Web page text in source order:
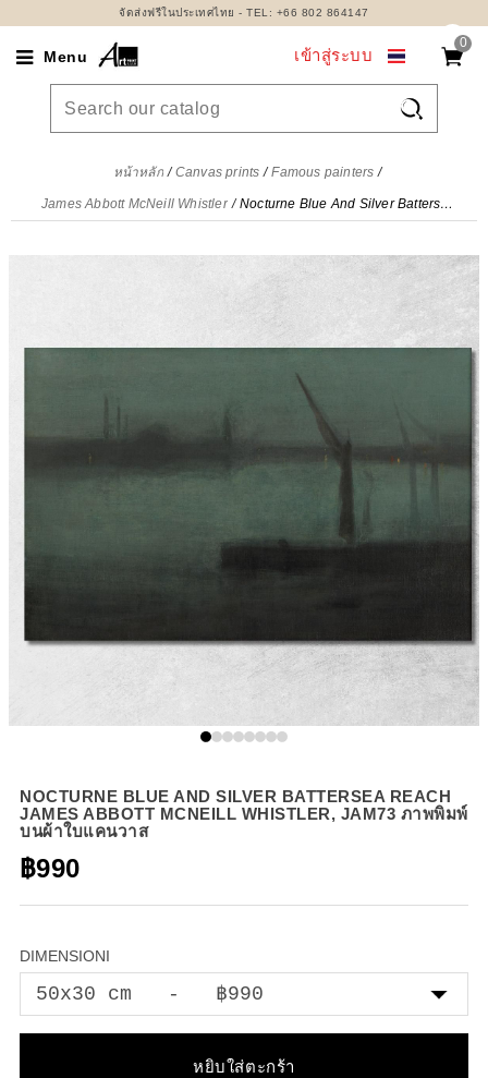
จัดส่งฟรีในประเทศไทย - TEL: +66 802 864147
Menu
0

เข้าสู่ระบบ
หน้าหลัก Canvas prints Famous painters
James Abbott McNeill Whistler Nocturne Blue And Silver Battersea Reach James Abbott McNeill Whistler, jam73 ภาพพิมพ์บนผ้าใบแคนวาส
NOCTURNE BLUE AND SILVER BATTERSEA REACH
JAMES ABBOTT MCNEILL WHISTLER, JAM73 ภาพพิมพ์
บนผ้าใบแคนวาส
฿990
DIMENSIONI
หยิบใส่ตะกร้า